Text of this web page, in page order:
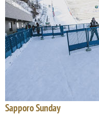
Sapporo Sunday